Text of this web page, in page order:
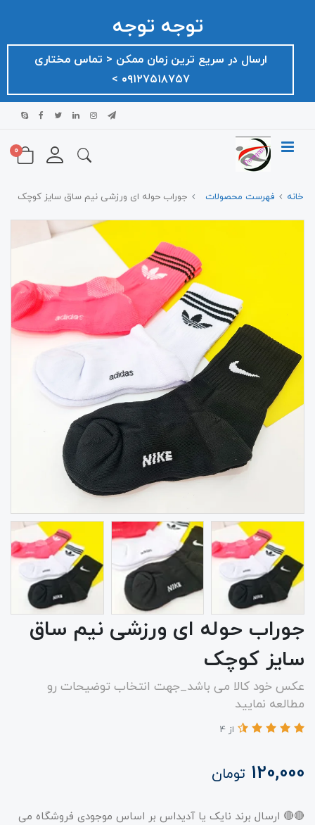
توجه توجه
ارسال در سریع ترین زمان ممکن ‌< تماس مختاری
۰۹۱۲۷۵۱۸۷۵۷ >
0
خانه فهرست محصولات جوراب حوله ای ورزشی نیم ساق سایز کوچک
جوراب حوله ای ورزشی نیم ساق
سایز کوچک
عکس خود کالا می باشد_جهت انتخاب توضیحات رو
مطالعه نمایید
از 4
120,000 تومان
🔴🔴 ارسال برند نایک یا آدیداس بر اساس موجودی فروشگاه می